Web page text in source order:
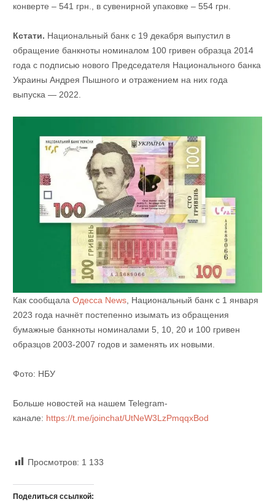
конверте – 541 грн., в сувенирной упаковке – 554 грн.
Кстати. Национальный банк с 19 декабря выпустил в
обращение банкноты номиналом 100 гривен образца 2014
года с подписью нового Председателя Национального банка
Украины Андрея Пышного и отражением на них года
выпуска — 2022.
Как сообщала Одесса News, Национальный банк с 1 января
2023 года начнёт постепенно изымать из обращения
бумажные банкноты номиналами 5, 10, 20 и 100 гривен
образцов 2003-2007 годов и заменять их новыми.
Фото: НБУ
Больше новостей на нашем Telegram-
канале: https://t.me/joinchat/UtNeW3LzPmqqxBod
Просмотров: 1 133
Поделиться ссылкой: